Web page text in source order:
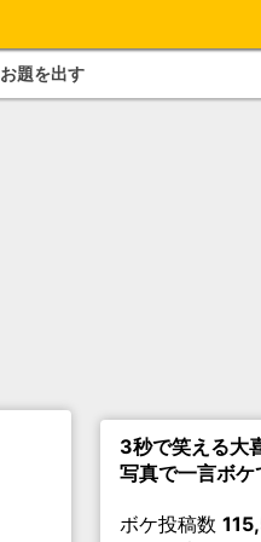
お題を出す
3秒で笑える大
写真で一言ボ
ボケ投稿数